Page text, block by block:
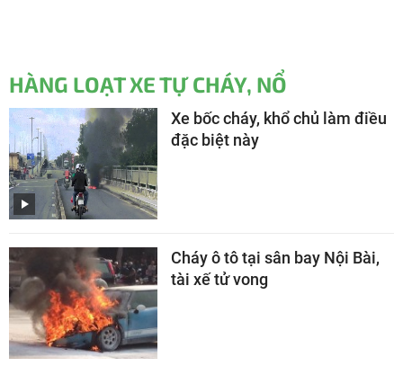
HÀNG LOẠT XE TỰ CHÁY, NỔ
Xe bốc cháy, khổ chủ làm điều
đặc biệt này
Cháy ô tô tại sân bay Nội Bài,
tài xế tử vong